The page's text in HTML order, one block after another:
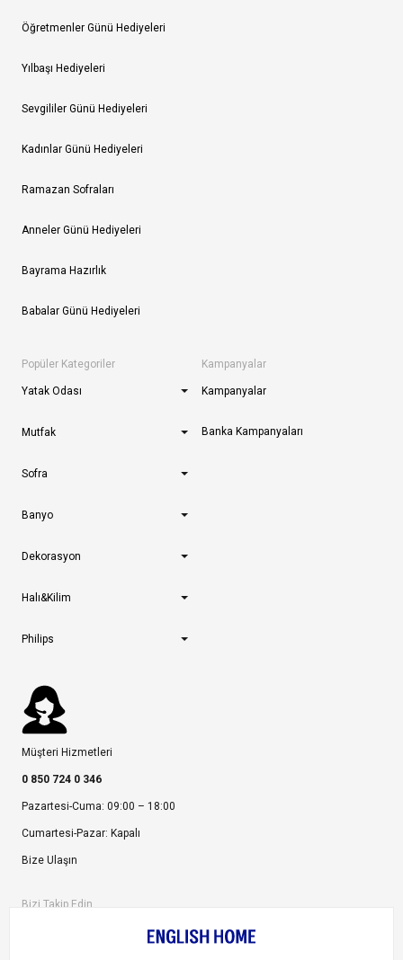
Öğretmenler Günü Hediyeleri
Yılbaşı Hediyeleri
Sevgililer Günü Hediyeleri
Kadınlar Günü Hediyeleri
Ramazan Sofraları
Anneler Günü Hediyeleri
Bayrama Hazırlık
Babalar Günü Hediyeleri
Popüler Kategoriler
Yatak Odası
Mutfak
Sofra
Banyo
Dekorasyon
Halı&Kilim
Philips
Kampanyalar
Kampanyalar
Banka Kampanyaları
Müşteri Hizmetleri
0 850 724 0 346
Pazartesi-Cuma: 09:00 – 18:00
Cumartesi-Pazar: Kapalı
Bize Ulaşın
Bizi Takip Edin